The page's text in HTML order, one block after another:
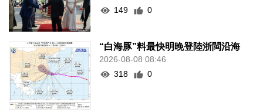
149
0
“白海豚”料最快明晚登陸浙閩沿海
2026-08-08 08:46
318
0